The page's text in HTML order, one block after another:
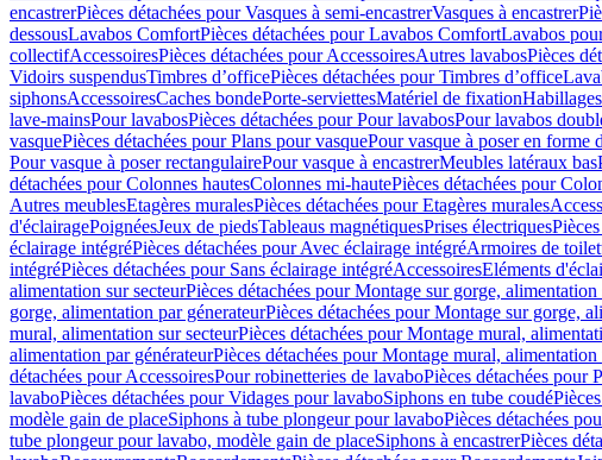
encastrerPièces détachées pour Vasques à semi-encastrerVasques à encastrer
dessousLavabos ComfortPièces détachées pour Lavabos ComfortLavabos
collectifAccessoiresPièces détachées pour AccessoiresAutres lavabosPièces
Vidoirs suspendusTimbres dʼofficePièces détachées pour Timbres dʼoffice
siphonsAccessoiresCaches bondePorte-serviettesMatériel de fixation
lave-mainsPour lavabosPièces détachées pour Pour lavabosPour lavabos
vasquePièces détachées pour Plans pour vasquePour vasque à poser en forme
Pour vasque à poser rectangulairePour vasque à encastrerMeubles latéraux bas
détachées pour Colonnes hautesColonnes mi-hautePièces détachées pour
Autres meublesEtagères muralesPièces détachées pour Etagères murales
d'éclairagePoignéesJeux de piedsTableaus magnétiquesPrises électriques
éclairage intégréPièces détachées pour Avec éclairage intégréArmoires de
intégréPièces détachées pour Sans éclairage intégréAccessoiresEléments
alimentation sur secteurPièces détachées pour Montage sur gorge, alimentation
gorge, alimentation par génerateurPièces détachées pour Montage sur gorge,
mural, alimentation sur secteurPièces détachées pour Montage mural,
alimentation par générateurPièces détachées pour Montage mural, alimentation
détachées pour AccessoiresPour robinetteries de lavaboPièces détachées pour
lavaboPièces détachées pour Vidages pour lavaboSiphons en tube coudé
modèle gain de placeSiphons à tube plongeur pour lavaboPièces détachées
tube plongeur pour lavabo, modèle gain de placeSiphons à encastrerPièces